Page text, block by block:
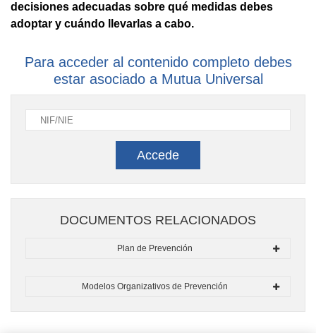
decisiones adecuadas sobre qué medidas debes
adoptar y cuándo llevarlas a cabo.
Para acceder al contenido completo debes
estar asociado a Mutua Universal
Accede
DOCUMENTOS RELACIONADOS
Plan de Prevención
Modelos Organizativos de Prevención